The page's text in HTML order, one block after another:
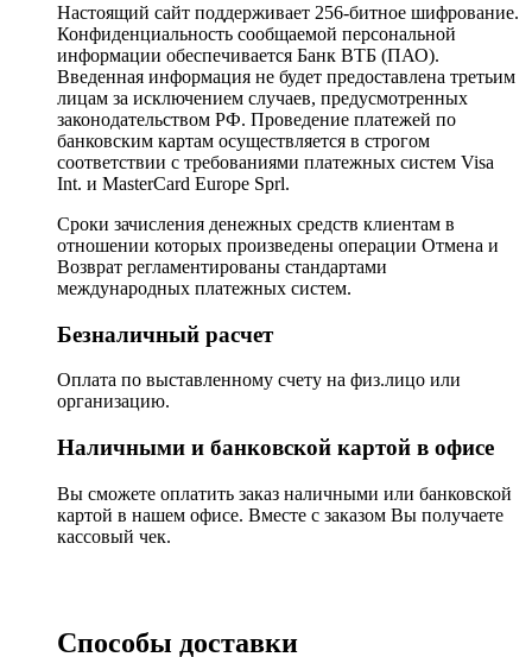
Настоящий сайт поддерживает 256-битное шифрование.
Конфиденциальность сообщаемой персональной
информации обеспечивается Банк ВТБ (ПАО).
Введенная информация не будет предоставлена третьим
лицам за исключением случаев, предусмотренных
законодательством РФ. Проведение платежей по
банковским картам осуществляется в строгом
соответствии с требованиями платежных систем Visa
Int. и MasterCard Europe Sprl.
Сроки зачисления денежных средств клиентам в
отношении которых произведены операции Отмена и
Возврат регламентированы стандартами
международных платежных систем.
Безналичный расчет
Оплата по выставленному счету на физ.лицо или
организацию.
Наличными и банковской картой в офисе
Вы сможете оплатить заказ наличными или банковской
картой в нашем офисе. Вместе с заказом Вы получаете
кассовый чек.
Способы доставки